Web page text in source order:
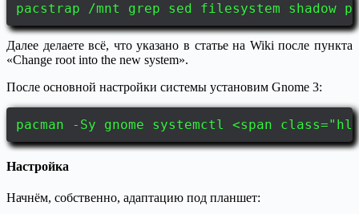
pacstrap /mnt grep sed filesystem shadow
Далее делаете всё, что указано в статье на Wiki после пункта
«Change root into the new system».
После основной настройки системы установим Gnome 3:
pacman -Sy gnome systemctl <span
Настройка
Начнём, собственно, адаптацию под планшет: